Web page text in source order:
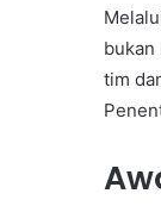
bukan
tim